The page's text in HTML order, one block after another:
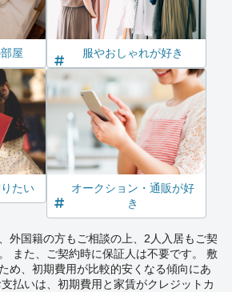
屋 服やおしゃれが好き
たい
オークション・通販が好
き
外国籍の方もご相談の上、2人入居もご契
また、ご契約時に保証人は不要です。 敷
め、初期費用が比較的安くなる傾向にあ
払いは、初期費用と家賃がクレジットカ